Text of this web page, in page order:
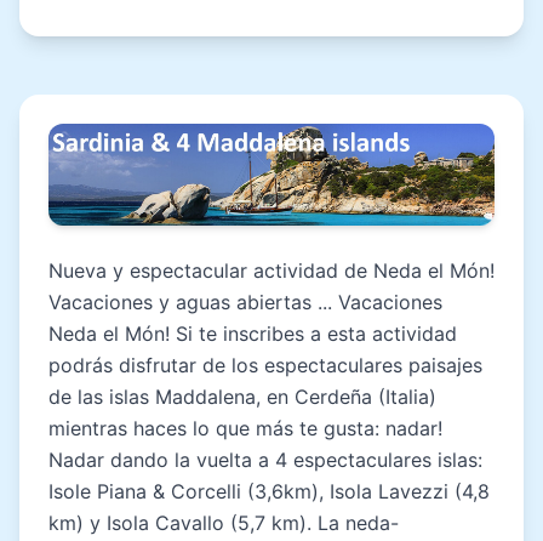
Nueva y espectacular actividad de Neda el Món!
Vacaciones y aguas abiertas ... Vacaciones
Neda el Món! Si te inscribes a esta actividad
podrás disfrutar de los espectaculares paisajes
de las islas Maddalena, en Cerdeña (Italia)
mientras haces lo que más te gusta: nadar!
Nadar dando la vuelta a 4 espectaculares islas:
Isole Piana & Corcelli (3,6km), Isola Lavezzi (4,8
km) y Isola Cavallo (5,7 km). La neda-